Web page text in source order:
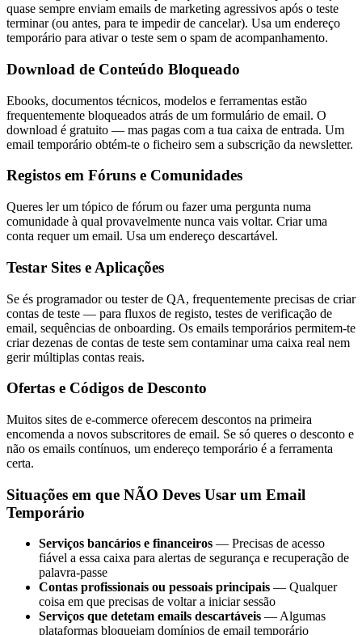
quase sempre enviam emails de marketing agressivos após o teste
terminar (ou antes, para te impedir de cancelar). Usa um endereço
temporário para ativar o teste sem o spam de acompanhamento.
Download de Conteúdo Bloqueado
Ebooks, documentos técnicos, modelos e ferramentas estão
frequentemente bloqueados atrás de um formulário de email. O
download é gratuito — mas pagas com a tua caixa de entrada. Um
email temporário obtém-te o ficheiro sem a subscrição da newsletter.
Registos em Fóruns e Comunidades
Queres ler um tópico de fórum ou fazer uma pergunta numa
comunidade à qual provavelmente nunca vais voltar. Criar uma
conta requer um email. Usa um endereço descartável.
Testar Sites e Aplicações
Se és programador ou tester de QA, frequentemente precisas de criar
contas de teste — para fluxos de registo, testes de verificação de
email, sequências de onboarding. Os emails temporários permitem-te
criar dezenas de contas de teste sem contaminar uma caixa real nem
gerir múltiplas contas reais.
Ofertas e Códigos de Desconto
Muitos sites de e-commerce oferecem descontos na primeira
encomenda a novos subscritores de email. Se só queres o desconto e
não os emails contínuos, um endereço temporário é a ferramenta
certa.
Situações em que NÃO Deves Usar um Email
Temporário
Serviços bancários e financeiros — Precisas de acesso
fiável a essa caixa para alertas de segurança e recuperação de
palavra-passe
Contas profissionais ou pessoais principais — Qualquer
coisa em que precisas de voltar a iniciar sessão
Serviços que detetam emails descartáveis — Algumas
plataformas bloqueiam domínios de email temporário